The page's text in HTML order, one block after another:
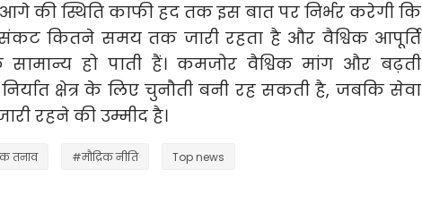
की स्थिति काफी हद तक इस बात पर निर्भर करेगी कि
संकट कितने समय तक जारी रहता है और वैश्विक आपूर्ति
हो पाती हैं। कमजोर वैश्विक मांग और बढ़ती
क्षेत्र के लिए चुनौती बनी रह सकती है, जबकि सेवा
रहने की उम्मीद है।
तनाव #मौद्रिक नीति Top news